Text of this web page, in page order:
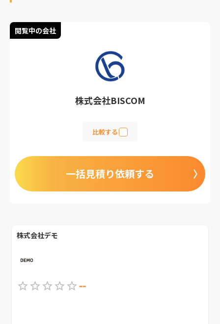
閲覧中の会社
株式会社BISCOM
比較する
一括見積り依頼する
株式会社デモ
--